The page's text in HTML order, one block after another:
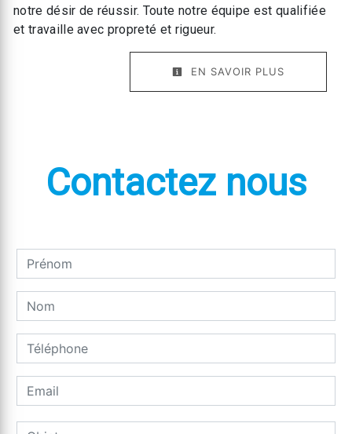
notre désir de réussir. Toute notre équipe est qualifiée
et travaille avec propreté et rigueur.
EN SAVOIR PLUS
Contactez nous